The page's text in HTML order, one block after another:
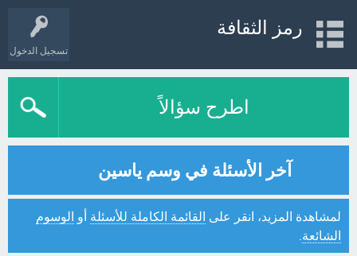
تسجيل الدخول
رمز الثقافة
اطرح سؤالاً
آخر الأسئلة في وسم ياسين
لمشاهدة المزيد، انقر على القائمة الكاملة للأسئلة أو الوسوم
الشائعة